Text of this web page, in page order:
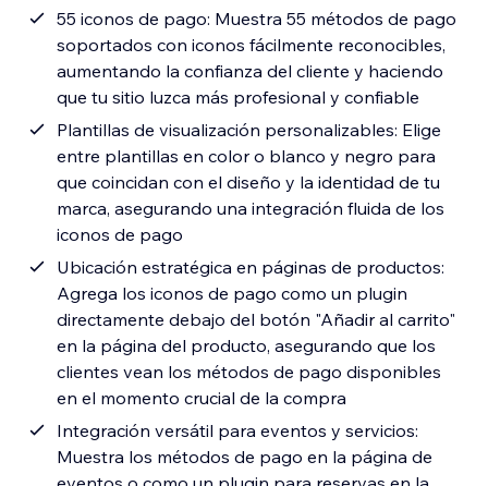
55 iconos de pago: Muestra 55 métodos de pago
soportados con iconos fácilmente reconocibles,
aumentando la confianza del cliente y haciendo
que tu sitio luzca más profesional y confiable
Plantillas de visualización personalizables: Elige
entre plantillas en color o blanco y negro para
que coincidan con el diseño y la identidad de tu
marca, asegurando una integración fluida de los
iconos de pago
Ubicación estratégica en páginas de productos:
Agrega los iconos de pago como un plugin
directamente debajo del botón "Añadir al carrito"
en la página del producto, asegurando que los
clientes vean los métodos de pago disponibles
en el momento crucial de la compra
Integración versátil para eventos y servicios:
Muestra los métodos de pago en la página de